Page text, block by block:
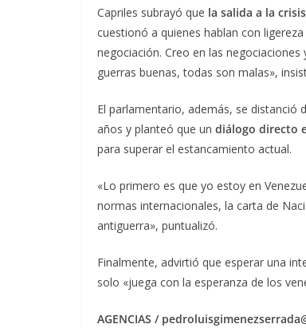
Capriles subrayó que la salida a la
cuestionó a quienes hablan con
negociación. Creo en las
guerras buenas, todas son malas»,
El parlamentario, además, se distanció
años y planteó que un diálogo directo
para superar el estancamiento actual.
«Lo primero es que yo estoy en
normas internacionales, la carta de
antiguerra», puntualizó.
Finalmente, advirtió que esperar una
solo «juega con la esperanza de los
AGENCIAS /